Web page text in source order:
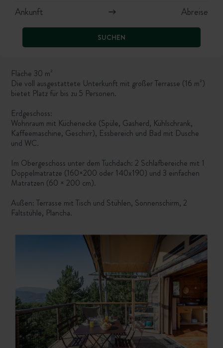
SUCHEN
Fläche 30 m²
Die voll ausgestattete Unterkunft mit großer Terrasse (16 m²)
bietet Platz für bis zu 5 Personen.
Erdgeschoss:
Wohnraum mit Küchenecke (Spüle, Gasherd, Kühlschrank,
Kaffeemaschine, Geschirr), Essbereich und Bad mit Dusche
und WC.
Im Obergeschoss unter dem Tuchdach: 2 Schlafbereiche mit 1
Doppelmatratze (160×200 oder 140x190) und 3 einfachen
Matratzen (60 × 200 cm).
Außen: Terrasse mit Tisch und Stühlen, Sonnenschirm, 2
Faltstühle, Plancha.